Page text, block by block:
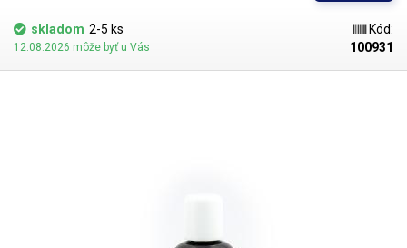
skladom 2-5 ks
12.08.2026 môže byť u Vás
Kód:
100931